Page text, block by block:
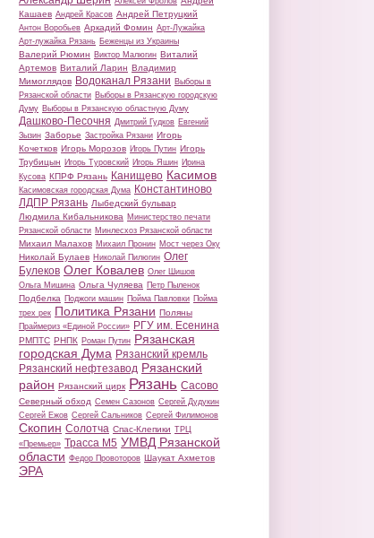
Кашаев Андрей Красов Андрей Петруцкий
Антон Воробьев Аркадий Фомин Арт-Лужайка
Арт-лужайка Рязань Беженцы из Украины
Валерий Рюмин Виктор Малюгин Виталий
Артемов Виталий Ларин Владимир
Мимоглядов Водоканал Рязани Выборы в
Рязанской области Выборы в Рязанскую городскую
Думу Выборы в Рязанскую областную Думу
Дашково-Песочня Дмитрий Гудков Евгений
Зызин Заборье Застройка Рязани Игорь
Кочетков Игорь Морозов Игорь Путин Игорь
Трубицын Игорь Туровский Игорь Яшин Ирина
Кусова КПРФ Рязань Канищево Касимов
Касимовская городская Дума Константиново
ЛДПР Рязань Лыбедский бульвар
Людмила Кибальникова Министерство печати
Рязанской области Минлесхоз Рязанской области
Михаил Малахов Михаил Пронин Мост через Оку
Николай Булаев Николай Пилюгин Олег
Булеков Олег Ковалев Олег Шишов
Ольга Мишина Ольга Чуляева Петр Пыленок
Подбелка Поджоги машин Пойма Павловки Пойма
трех рек Политика Рязани Поляны
Праймериз «Единой России» РГУ им. Есенина
РМПТС РНПК Роман Путин Рязанская
городская Дума Рязанский кремль
Рязанский нефтезавод Рязанский
район Рязанский цирк Рязань Сасово
Северный обход Семен Сазонов Сергей Дудукин
Сергей Ежов Сергей Сальников Сергей Филимонов
Скопин Солотча Спас-Клепики ТРЦ
«Премьер» Трасса М5 УМВД Рязанской
области Федор Провоторов Шаукат Ахметов
ЭРА